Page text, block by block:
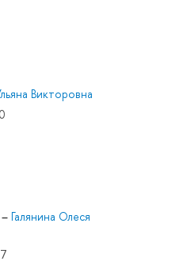
Викторовна
– Галянина Олеся